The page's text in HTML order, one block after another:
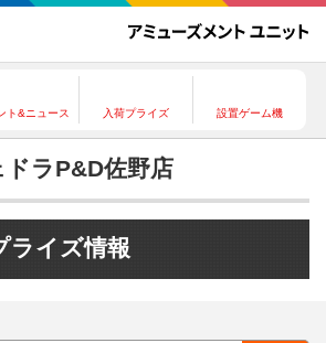
ト&ニュース 入荷プライズ 設置ゲーム機
ラP&D佐野店
ライズ情報